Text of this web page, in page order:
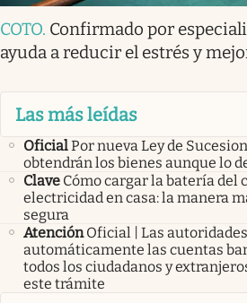
COTO. Confirmado por
ayuda a reducir el estrés y
Las más leídas
OficialPor nueva Ley de
obtendrán los bienes aunque lo
Clave Cómo cargar la batería del
electricidad en casa: la manera
segura
Atención Oficial | Las
automáticamente las cuentas
todos los ciudadanos y
este trámite